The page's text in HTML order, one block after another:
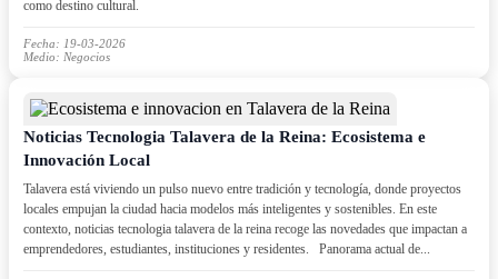
como destino cultural.
Fecha: 19-03-2026
Medio: Negocios
Noticias Tecnologia Talavera de la Reina: Ecosistema e
Innovación Local
Talavera está viviendo un pulso nuevo entre tradición y tecnología, donde proyectos
locales empujan la ciudad hacia modelos más inteligentes y sostenibles. En este
contexto, noticias tecnologia talavera de la reina recoge las novedades que impactan a
emprendedores, estudiantes, instituciones y residentes. Panorama actual de...